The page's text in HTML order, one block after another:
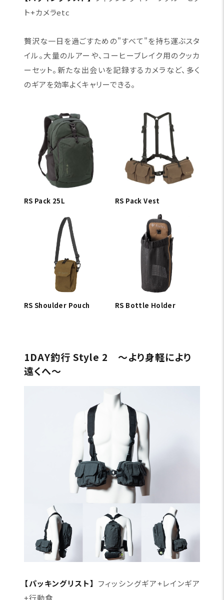
ト+カメラetc
贅沢な一日を過ごすための"すべて"を持ち運ぶスタ
イル。大量のルアーや、コーヒーブレイク用のクッカ
ーセット。新たな出会いを記録するカメラなど、多く
のギアを効率よくキャリーできる。
RS Pack 25L RS Pack Vest
RS Shoulder Pouch RS Bottle Holder
1DAY釣行 Style 2 〜より身軽により
遠くへ〜
【パッキングリスト】 フィッシングギア+レインギア
+行動食